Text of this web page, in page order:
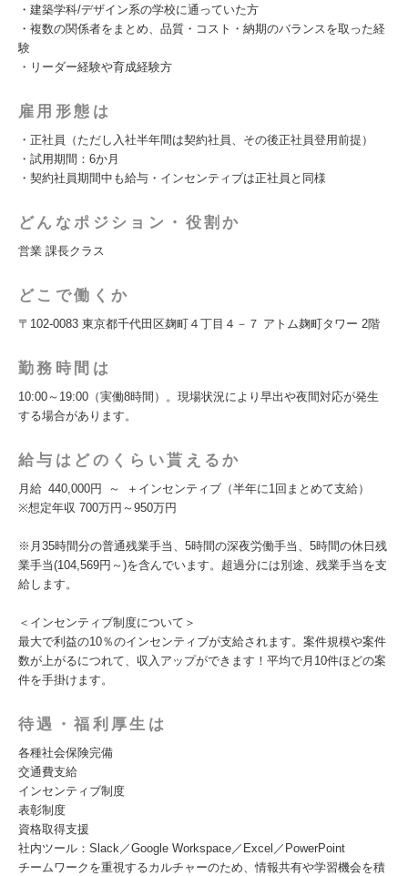
・建築学科/デザイン系の学校に通っていた方
・複数の関係者をまとめ、品質・コスト・納期のバランスを取った経
験
・リーダー経験や育成経験方
雇用形態は
・正社員（ただし入社半年間は契約社員、その後正社員登用前提）
・試用期間：6か月
・契約社員期間中も給与・インセンティブは正社員と同様
どんなポジション・役割か
営業 課長クラス
どこで働くか
〒102-0083 東京都千代田区麹町４丁目４－７ アトム麹町タワー 2階
勤務時間は
10:00～19:00（実働8時間）。現場状況により早出や夜間対応が発生
する場合があります。
給与はどのくらい貰えるか
月給 440,000円 ～ ＋インセンティブ（半年に1回まとめて支給）
※想定年収 700万円～950万円
※月35時間分の普通残業手当、5時間の深夜労働手当、5時間の休日残
業手当(104,569円～)を含んでいます。超過分には別途、残業手当を支
給します。
＜インセンティブ制度について＞
最大で利益の10％のインセンティブが支給されます。案件規模や案件
数が上がるにつれて、収入アップができます！平均で月10件ほどの案
件を手掛けます。
待遇・福利厚生は
各種社会保険完備
交通費支給
インセンティブ制度
表彰制度
資格取得支援
社内ツール：Slack／Google Workspace／Excel／PowerPoint
チームワークを重視するカルチャーのため、情報共有や学習機会を積